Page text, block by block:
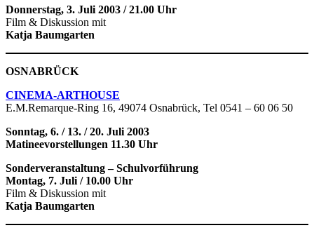
Donnerstag, 3. Juli 2003 / 21.00 Uhr
Film & Diskussion mit
Katja Baumgarten
OSNABRÜCK
CINEMA-ARTHOUSE
E.M.Remarque-Ring 16, 49074 Osnabrück, Tel 0541 – 60 06 50
Sonntag, 6. / 13. / 20. Juli 2003
Matineevorstellungen 11.30 Uhr
Sonderveranstaltung – Schulvorführung
Montag, 7. Juli / 10.00 Uhr
Film & Diskussion mit
Katja Baumgarten